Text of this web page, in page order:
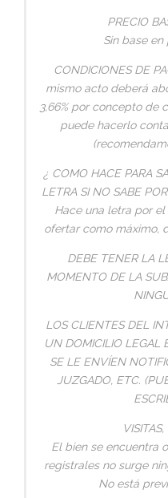
PRECIO
Sin base en
CONDICIONES DE
mismo acto deberá
3,66% por concepto de
puede hacerlo
¿ COMO HACE PARA
LETRA SI NO SABE
Hace una letra por
ofertar como máximo,
DEBE TENER LA
MOMENTO DE LA
LOS CLIENTES DEL
UN DOMICILIO LEGAL
SE LE ENVÍEN
JUZGADO, ETC.
El bien se encuentra
registrales no surge
No está